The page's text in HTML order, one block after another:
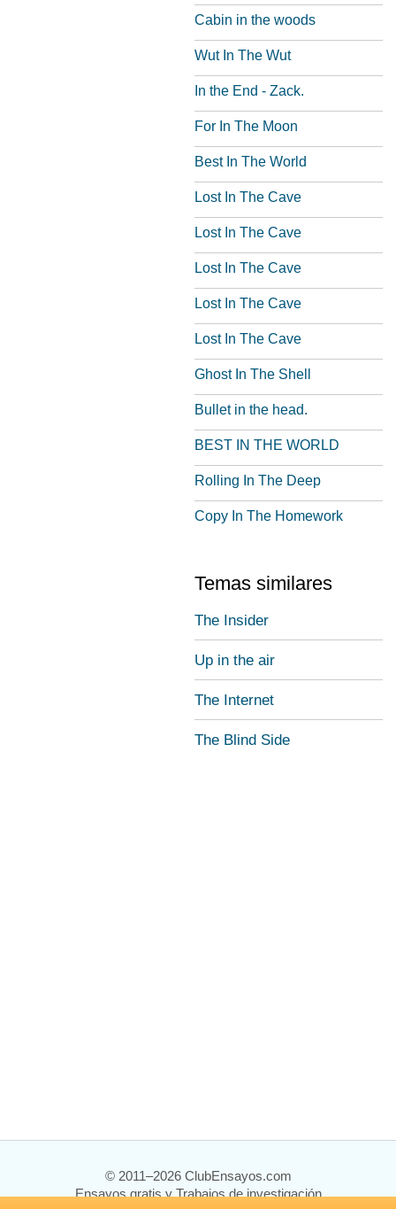
Cabin in the woods
Wut In The Wut
In the End - Zack.
For In The Moon
Best In The World
Lost In The Cave
Lost In The Cave
Lost In The Cave
Lost In The Cave
Lost In The Cave
Ghost In The Shell
Bullet in the head.
BEST IN THE WORLD
Rolling In The Deep
Copy In The Homework
Temas similares
The Insider
Up in the air
The Internet
The Blind Side
© 2011–2026 ClubEnsayos.com
Ensayos gratis y Trabajos de investigación